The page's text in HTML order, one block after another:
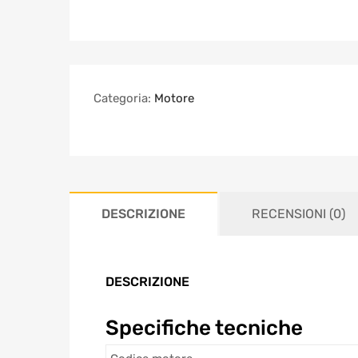
Categoria: Motore
DESCRIZIONE RECENSIONI (0)
DESCRIZIONE
Specifiche tecniche